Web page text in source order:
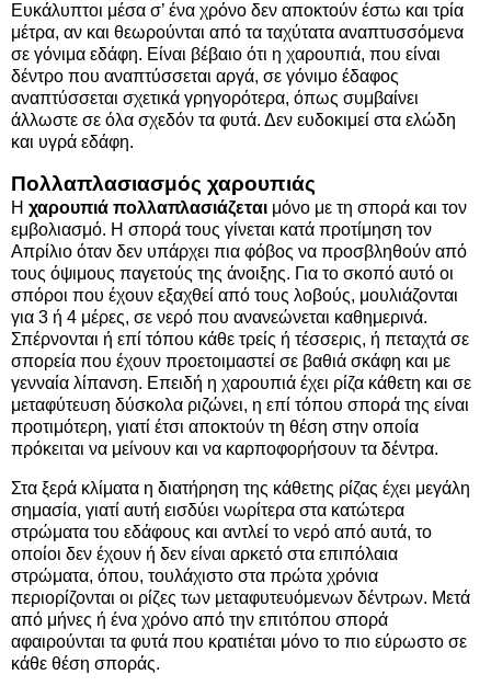
Ευκάλυπτοι μέσα σ’ ένα χρόνο δεν αποκτούν έστω και τρία
μέτρα, αν και θεωρούνται από τα ταχύτατα αναπτυσσόμενα
σε γόνιμα εδάφη. Είναι βέβαιο ότι η χαρουπιά, που είναι
δέντρο που αναπτύσσεται αργά, σε γόνιμο έδαφος
αναπτύσσεται σχετικά γρηγορότερα, όπως συμβαίνει
άλλωστε σε όλα σχεδόν τα φυτά. Δεν ευδοκιμεί στα ελώδη
και υγρά εδάφη.
Πολλαπλασιασμός χαρουπιάς
Η χαρουπιά πολλαπλασιάζεται μόνο με τη σπορά και τον
εμβολιασμό. Η σπορά τους γίνεται κατά προτίμηση τον
Απρίλιο όταν δεν υπάρχει πια φόβος να προσβληθούν από
τους όψιμους παγετούς της άνοιξης. Για το σκοπό αυτό οι
σπόροι που έχουν εξαχθεί από τους λοβούς, μουλιάζονται
για 3 ή 4 μέρες, σε νερό που ανανεώνεται καθημερινά.
Σπέρνονται ή επί τόπου κάθε τρείς ή τέσσερις, ή πεταχτά σε
σπορεία που έχουν προετοιμαστεί σε βαθιά σκάφη και με
γενναία λίπανση. Επειδή η χαρουπιά έχει ρίζα κάθετη και σε
μεταφύτευση δύσκολα ριζώνει, η επί τόπου σπορά της είναι
προτιμότερη, γιατί έτσι αποκτούν τη θέση στην οποία
πρόκειται να μείνουν και να καρποφορήσουν τα δέντρα.
Στα ξερά κλίματα η διατήρηση της κάθετης ρίζας έχει μεγάλη
σημασία, γιατί αυτή εισδύει νωρίτερα στα κατώτερα
στρώματα του εδάφους και αντλεί το νερό από αυτά, το
οποίοι δεν έχουν ή δεν είναι αρκετό στα επιπόλαια
στρώματα, όπου, τουλάχιστο στα πρώτα χρόνια
περιορίζονται οι ρίζες των μεταφυτευόμενων δέντρων. Μετά
από μήνες ή ένα χρόνο από την επιτόπου σπορά
αφαιρούνται τα φυτά που κρατιέται μόνο το πιο εύρωστο σε
κάθε θέση σποράς.